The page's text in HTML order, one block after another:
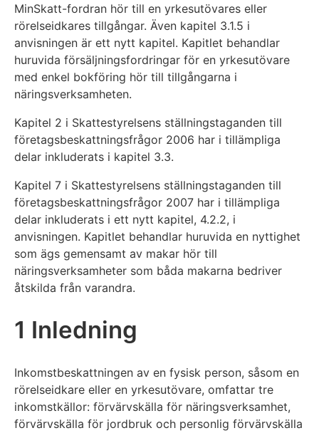
MinSkatt-fordran hör till en yrkesutövares eller
rörelseidkares tillgångar. Även kapitel 3.1.5 i
anvisningen är ett nytt kapitel. Kapitlet behandlar
huruvida försäljningsfordringar för en yrkesutövare
med enkel bokföring hör till tillgångarna i
näringsverksamheten.
Kapitel 2 i Skattestyrelsens ställningstaganden till
företagsbeskattningsfrågor 2006 har i tillämpliga
delar inkluderats i kapitel 3.3.
Kapitel 7 i Skattestyrelsens ställningstaganden till
företagsbeskattningsfrågor 2007 har i tillämpliga
delar inkluderats i ett nytt kapitel, 4.2.2, i
anvisningen. Kapitlet behandlar huruvida en nyttighet
som ägs gemensamt av makar hör till
näringsverksamheter som båda makarna bedriver
åtskilda från varandra.
1 Inledning
Inkomstbeskattningen av en fysisk person, såsom en
rörelseidkare eller en yrkesutövare, omfattar tre
inkomstkällor: förvärvskälla för näringsverksamhet,
förvärvskälla för jordbruk och personlig förvärvskälla